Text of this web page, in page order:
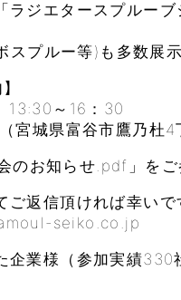
ジエタースプルーブ
プルー等)も多数展示
～16：30
城県富谷市鷹乃杜4
のお知らせ.pdf」をご
返信頂ければ幸いで
seiko.co.jp
企業様（参加実績330